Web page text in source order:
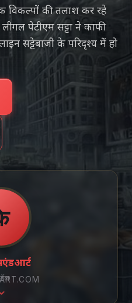
विकल्पों की तलाश कर रहे
लीगल पेटीएम सट्टा ने काफी
सट्टेबाजी के परिदृश्य में हो